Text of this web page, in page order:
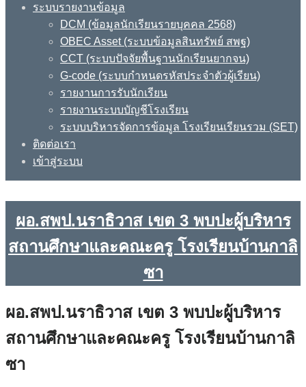
ระบบรายงานข้อมูล
DCM (ข้อมูลนักเรียนรายบุคคล 2568)
OBEC Asset (ระบบข้อมูลสินทรัพย์ สพฐ)
CCT (ระบบปัจจัยพื้นฐานนักเรียนยากจน)
G-code (ระบบกำหนดรหัสประจำตัวผู้เรียน)
รายงานการรับนักเรียน
รายงานระบบบัญชีโรงเรียน
ระบบบริหารจัดการข้อมูล โรงเรียนเรียนรวม (SET)
ติดต่อเรา
เข้าสู่ระบบ
ผอ.สพป.นราธิวาส เขต 3 พบปะผู้บริหาร
สถานศึกษาและคณะครู โรงเรียนบ้านกาลิ
ซา
ผอ.สพป.นราธิวาส เขต 3 พบปะผู้บริหาร
สถานศึกษาและคณะครู โรงเรียนบ้านกาลิ
ซา